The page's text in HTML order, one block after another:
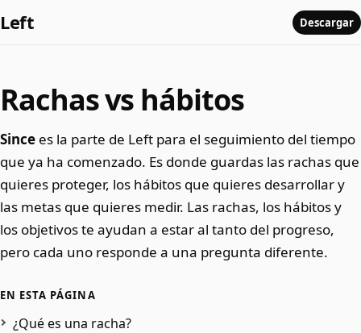
Left Descargar
Rachas vs hábitos
Since es la parte de Left para el seguimiento del tiempo
que ya ha comenzado. Es donde guardas las rachas que
quieres proteger, los hábitos que quieres desarrollar y
las metas que quieres medir. Las rachas, los hábitos y
los objetivos te ayudan a estar al tanto del progreso,
pero cada uno responde a una pregunta diferente.
EN ESTA PÁGINA
¿Qué es una racha?